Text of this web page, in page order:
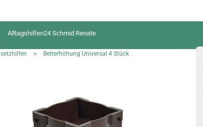
Alltagshilfen24 Schmid Renate
» Betterhöhung Universal 4 Stück